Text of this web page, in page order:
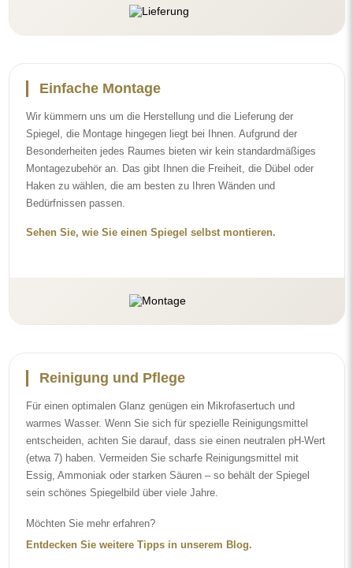
Einfache Montage
Wir kümmern uns um die Herstellung und die Lieferung der
Spiegel, die Montage hingegen liegt bei Ihnen. Aufgrund der
Besonderheiten jedes Raumes bieten wir kein standardmäßiges
Montagezubehör an. Das gibt Ihnen die Freiheit, die Dübel oder
Haken zu wählen, die am besten zu Ihren Wänden und
Bedürfnissen passen.
Sehen Sie, wie Sie einen Spiegel selbst montieren.
Reinigung und Pflege
Für einen optimalen Glanz genügen ein Mikrofasertuch und
warmes Wasser. Wenn Sie sich für spezielle Reinigungsmittel
entscheiden, achten Sie darauf, dass sie einen neutralen pH-Wert
(etwa 7) haben. Vermeiden Sie scharfe Reinigungsmittel mit
Essig, Ammoniak oder starken Säuren – so behält der Spiegel
sein schönes Spiegelbild über viele Jahre.
Möchten Sie mehr erfahren?
Entdecken Sie weitere Tipps in unserem Blog.